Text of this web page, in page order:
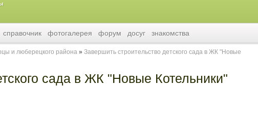
справочник фотогалерея форум досуг знакомства
и люберецкого района
Завершить строительство детского сада в ЖК "Новые
сада в ЖК "Новые Котельники"